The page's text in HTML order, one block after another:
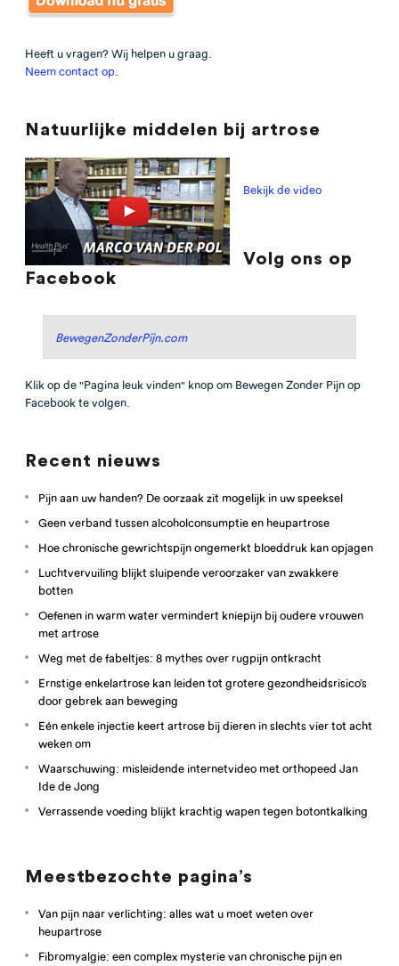
Heeft u vragen? Wij helpen u graag.
Neem contact op.
Natuurlijke middelen bij artrose
Bekijk de video
Volg ons op
Facebook
BewegenZonderPijn.com
Klik op de "Pagina leuk vinden" knop om Bewegen Zonder Pijn op
Facebook te volgen.
Recent nieuws
Pijn aan uw handen? De oorzaak zit mogelijk in uw speeksel
Geen verband tussen alcoholconsumptie en heupartrose
Hoe chronische gewrichtspijn ongemerkt bloeddruk kan opjagen
Luchtvervuiling blijkt sluipende veroorzaker van zwakkere
botten
Oefenen in warm water vermindert kniepijn bij oudere vrouwen
met artrose
Weg met de fabeltjes: 8 mythes over rugpijn ontkracht
Ernstige enkelartrose kan leiden tot grotere gezondheidsrisico’s
door gebrek aan beweging
Eén enkele injectie keert artrose bij dieren in slechts vier tot acht
weken om
Waarschuwing: misleidende internetvideo met orthopeed Jan
Ide de Jong
Verrassende voeding blijkt krachtig wapen tegen botontkalking
Meestbezochte pagina’s
Van pijn naar verlichting: alles wat u moet weten over
heupartrose
Fibromyalgie: een complex mysterie van chronische pijn en